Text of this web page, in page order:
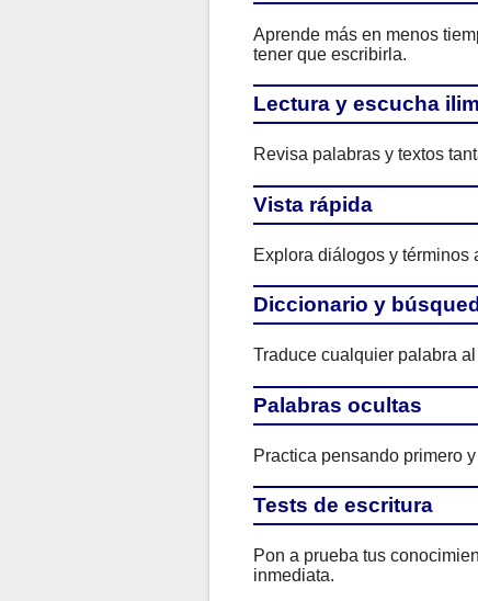
Aprende más en menos
tener que escribirla.
Lectura y escucha
Revisa palabras y textos
Vista rápida
Explora diálogos y términos
Diccionario y
Traduce cualquier palabra
Palabras ocultas
Practica pensando primero
Tests de escritura
Pon a prueba tus
inmediata.